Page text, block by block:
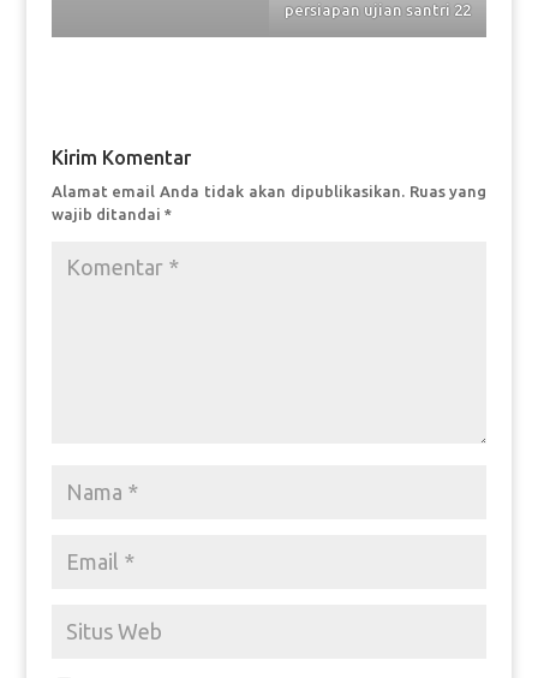
persiapan ujian santri 22
Kirim Komentar
Alamat email Anda tidak akan dipublikasikan. Ruas yang
wajib ditandai *